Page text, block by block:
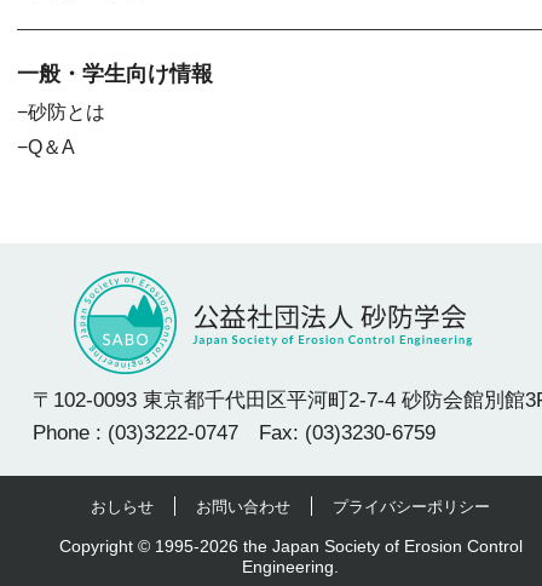
一般・学生向け情報
砂防とは
Q＆A
〒102-0093 東京都千代田区平河町2-7-4 砂防会館別館
Phone : (03)3222-0747 Fax: (03)3230-6759
おしらせ お問い合わせ プライバシーポリシー
Copyright © 1995-2026 the Japan Society of Erosion Control
Engineering.